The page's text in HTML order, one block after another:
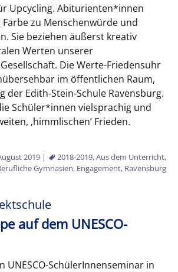
Upcycling. Abiturienten*innen
zu Menschenwürde und
Sie beziehen äußerst kreativ
Werten unserer
Die Werte-Friedensuhr
im öffentlichen Raum,
der Edith-Stein-Schule Ravensburg.
Schüler*innen vielsprachig und
‚himmlischen‘ Frieden.
2019 | 2018-2019,Aus dem Unterricht,
Gymnasien, Engagement, Ravensburg
auf dem UNESCO-
UNESCO-SchülerInnenseminar in